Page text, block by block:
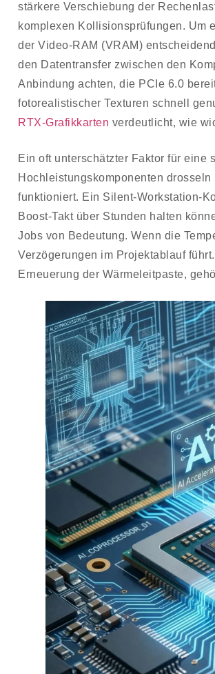
stärkere Verschiebung der
komplexen Kollisionsprüfungen. Um
der Video-RAM (VRAM)
den Datentransfer zwischen den
Anbindung achten, die PCIe 6.0
fotorealistischer Texturen schnell
RTX-Grafikkarten verdeutlicht, wie
Ein oft unterschätzter Faktor für eine
Hochleistungskomponenten
funktioniert. Ein Silent-Workstation-
Boost-Takt über Stunden halten
Jobs von Bedeutung. Wenn die
Verzögerungen im Projektablauf
Erneuerung der Wärmeleitpaste,